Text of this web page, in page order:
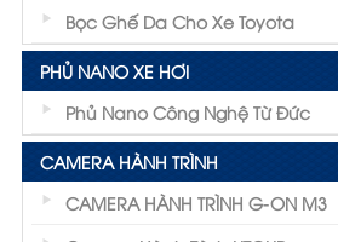
Bọc Ghế Da Cho Xe Toyota
PHỦ NANO XE HƠI
Phủ Nano Công Nghệ Từ Đức
CAMERA HÀNH TRÌNH
CAMERA HÀNH TRÌNH G-ON M3